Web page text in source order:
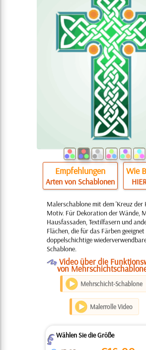
Empfehlungen
Arten von Schablonen
Wie
Malerschablone mit dem 'Kreuz der
Motiv. Für Dekoration der Wände,
Hausfassaden, Textilfasern und
Flächen, die für das Färben
doppelschichtige
Schablone.
O Video über die
von
Mehrschicht-Schablone
Malerrolle Video
ZWählen Sie die Größe